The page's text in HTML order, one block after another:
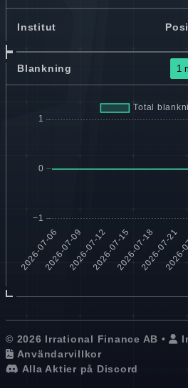
Institut
Blankning 1
© 2026 Irrational Finance AB •
Användarvillkor
Alla Aktier på Discord